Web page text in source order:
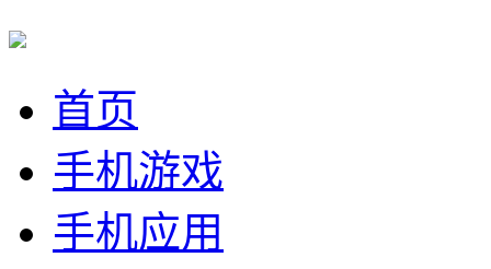
首页
手机游戏
手机应用